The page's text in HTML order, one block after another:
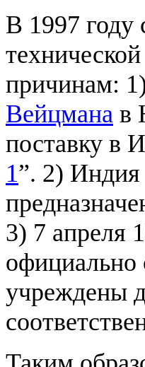
В 1997 году
причинам:
Вейцмана в
поставку в
1”. 2) Индия
3) 7 апреля
официально
учреждены